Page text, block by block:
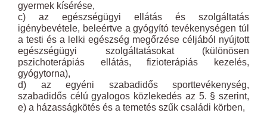
gyermek kísérése,
c) az egészségügyi ellátás és szolgáltatás
igénybevétele, beleértve a gyógyító tevékenységen túl
a testi és a lelki egészség megőrzése céljából nyújtott
egészségügyi szolgáltatásokat (különösen
pszichoterápiás ellátás, fizioterápiás kezelés,
gyógytorna),
d) az egyéni szabadidős sporttevékenység,
szabadidős célú gyalogos közlekedés az 5. § szerint,
e) a házasságkötés és a temetés szűk családi körben,